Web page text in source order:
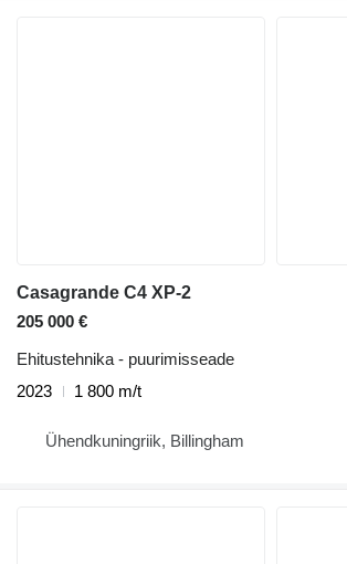
Casagrande C4 XP-2
205 000 €
Ehitustehnika - puurimisseade
2023
1 800 m/t
Ühendkuningriik, Billingham